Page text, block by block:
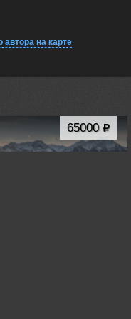
автора на карте
65000